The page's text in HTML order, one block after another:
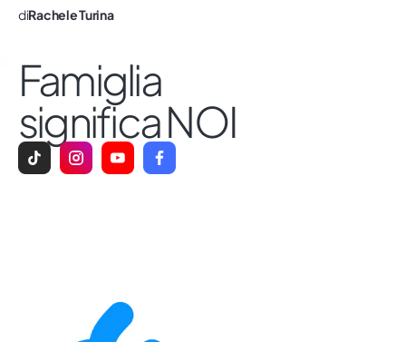
diRachele Turina
Famiglia
significa NOI